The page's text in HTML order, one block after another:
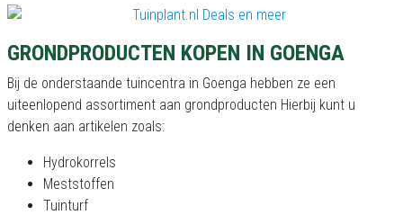
GRONDPRODUCTEN KOPEN IN GOENGA
Bij de onderstaande tuincentra in Goenga hebben ze een
uiteenlopend assortiment aan grondproducten Hierbij kunt u
denken aan artikelen zoals:
Hydrokorrels
Meststoffen
Tuinturf